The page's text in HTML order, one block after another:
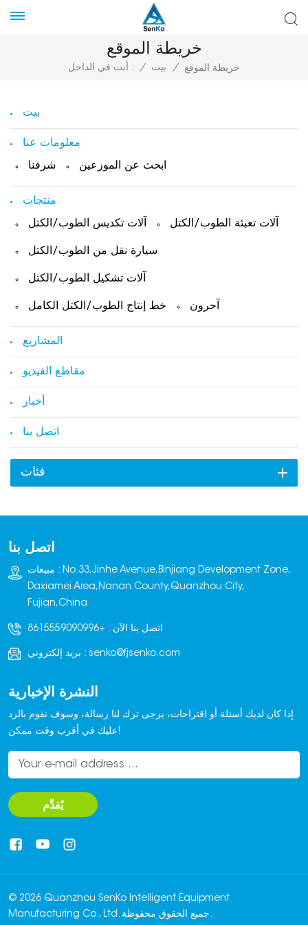
خريطة الموقع
أنت في الداخل : / بيت / خريطة الموقع
بيت
معلومات عنا
شرفنا ابحث عن الموزعين
منتجات
آلات تكديس الطوب/الكتل آلات تعبئة الطوب/الكتل
سيارة نقل من الطوب/الكتل
آلات تشكيل الطوب/الكتل
خط إنتاج الطوب/الكتل الكامل آحرون
المشاريع
مقاطع الفيديو
أخبار
اتصل بنا
فئات
اتصل بنا
مبيعات : No.33,Jinhe Avenue,Binjiang Development Zone,
Daxiamei Area,Nanan County,Quanzhou City,
Fujian,China
اتصل بنا الآن : +8615559090996
بريد إلكتروني : senko@fjsenko.com
النشرة الإخبارية
إذا كان لديك أسئلة أو اقتراحات، يرجى ترك لنا رسالة، وسوف نقوم بالرد
عليك في أقرب وقت ممكن!
يُقدِّم
© 2026 Quanzhou SenKo Intelligent Equipment
Manufacturing Co., Ltd. جميع الحقوق محفوظة.